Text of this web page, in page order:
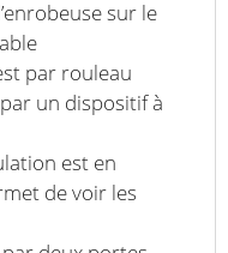
sur le
par rouleau
un dispositif à
est en
de voir les